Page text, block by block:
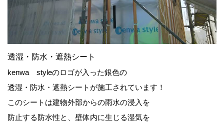
透湿・防水・遮熱シート
kenwa styleのロゴが入った銀色の
透湿・防水・遮熱シートが施工されています！
このシートは建物外部からの雨水の浸入を
防止する防水性と、壁体内に生じる湿気を